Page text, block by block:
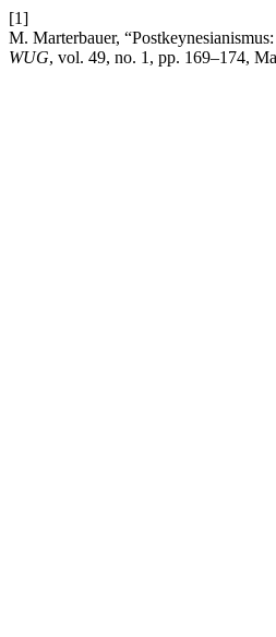
[1]
M. Marterbauer,
WUG, vol. 49, no. 1, pp. 169–174,